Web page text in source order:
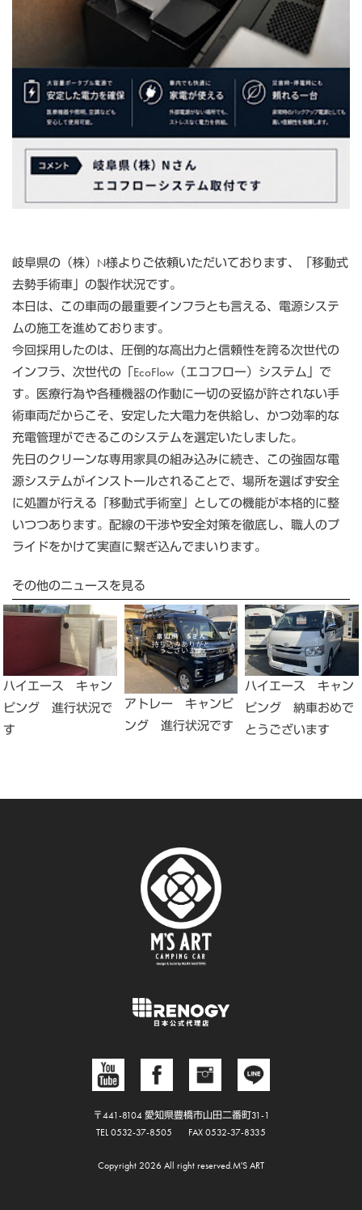
岐阜県の（株）N様よりご依頼いただいております、「移動式
去勢手術車」の製作状況です。
本日は、この車両の最重要インフラとも言える、電源システ
ムの施工を進めております。
今回採用したのは、圧倒的な高出力と信頼性を誇る次世代の
インフラ、次世代の「EcoFlow（エコフロー）システム」で
す。医療行為や各種機器の作動に一切の妥協が許されない手
術車両だからこそ、安定した大電力を供給し、かつ効率的な
充電管理ができるこのシステムを選定いたしました。
先日のクリーンな専用家具の組み込みに続き、この強固な電
源システムがインストールされることで、場所を選ばず安全
に処置が行える「移動式手術室」としての機能が本格的に整
いつつあります。配線の干渉や安全対策を徹底し、職人のプ
ライドをかけて実直に繋ぎ込んでまいります。
その他のニュースを見る
ハイエース キャン
ピング 進行状況で
す
アトレー キャンピ
ング 進行状況です
ハイエース キャン
ピング 納車おめで
とうございます
〒441-8104 愛知県豊橋市山田二番町31-1
TEL 0532-37-8505
FAX 0532-37-8335
Copyright 2026 All right reserved.M'S ART